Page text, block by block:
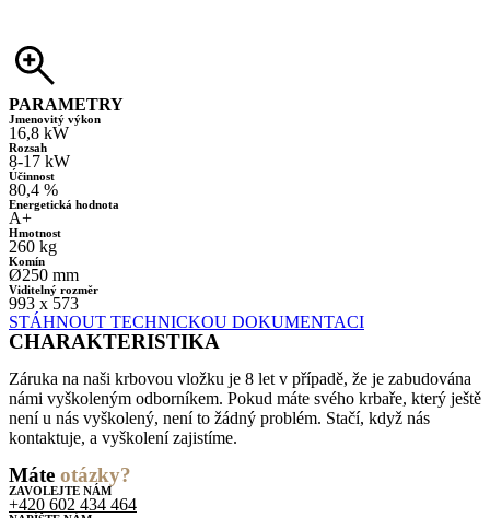
PARAMETRY
Jmenovitý výkon
16,8 kW
Rozsah
8-17 kW
Účinnost
80,4 %
Energetická hodnota
A+
Hmotnost
260 kg
Komín
Ø250 mm
Viditelný rozměr
993 x 573
STÁHNOUT TECHNICKOU DOKUMENTACI
CHARAKTERISTIKA
Záruka na naši krbovou vložku je 8 let v případě, že je zabudována
námi vyškoleným odborníkem. Pokud máte svého krbaře, který ještě
není u nás vyškolený, není to žádný problém. Stačí, když nás
kontaktuje, a vyškolení zajistíme.
Máte otázky?
ZAVOLEJTE NÁM
+420 602 434 464